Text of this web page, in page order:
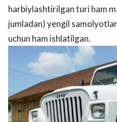
harbiylashtirilgan turi ham
jumladan) yengil
uchun ham ishlatilgan.